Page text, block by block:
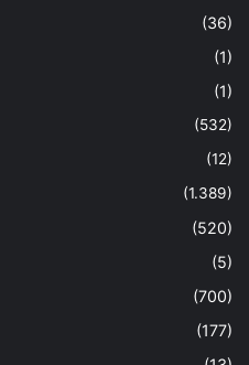
(36)
(1)
(1)
(532)
(12)
(1.389)
(520)
(5)
(700)
(177)